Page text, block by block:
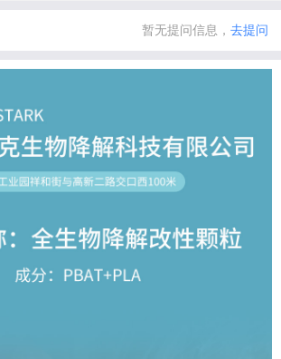
暂无提问信息， 去提问